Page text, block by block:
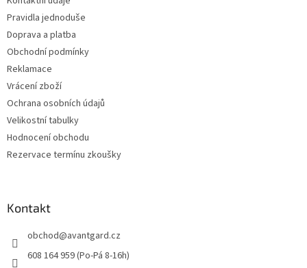
Pravidla jednoduše
Doprava a platba
Obchodní podmínky
Reklamace
Vrácení zboží
Ochrana osobních údajů
Velikostní tabulky
Hodnocení obchodu
Rezervace termínu zkoušky
Kontakt
obchod@avantgard.cz
608 164 959 (Po-Pá 8-16h)